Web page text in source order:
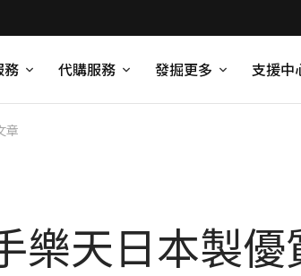
務 代購服務 發掘更多 支援中
章
樂天日本製